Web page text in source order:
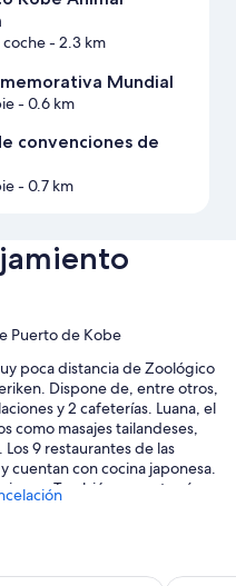
coche- 2.3 km
Mundial
- 0.6 km
convenciones de
- 0.7 km
Puerto de Kobe
poca distancia de Zoológico
Dispone de, entre otros,
y 2 cafeterías. Luana, el
como masajes tailandeses,
9 restaurantes de las
cuentan con cocina japonesa.
También encontrarás
gratuito de recogida en la